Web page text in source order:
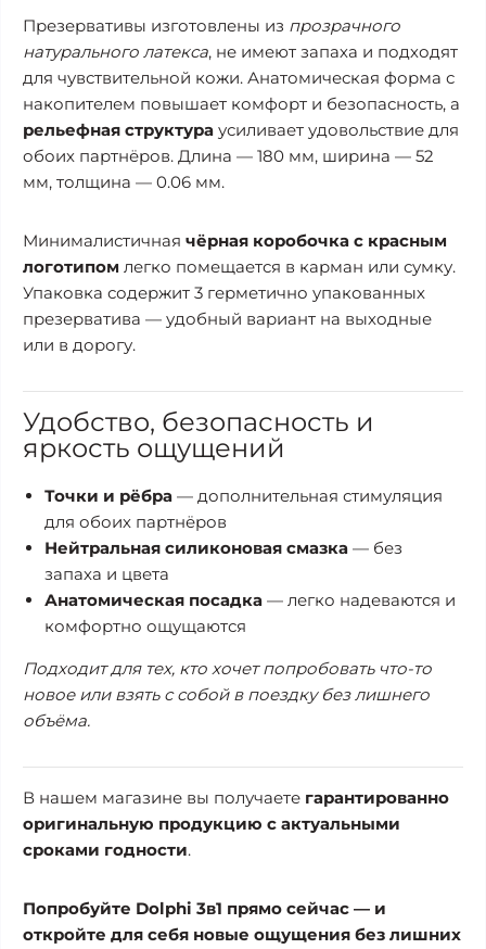
Презервативы изготовлены из прозрачного
натурального латекса, не имеют запаха и подходят
для чувствительной кожи. Анатомическая форма с
накопителем повышает комфорт и безопасность, а
рельефная структура усиливает удовольствие для
обоих партнёров. Длина — 180 мм, ширина — 52
мм, толщина — 0.06 мм.
Минималистичная чёрная коробочка с красным
логотипом легко помещается в карман или сумку.
Упаковка содержит 3 герметично упакованных
презерватива — удобный вариант на выходные
или в дорогу.
Удобство, безопасность и
яркость ощущений
Точки и рёбра — дополнительная стимуляция
для обоих партнёров
Нейтральная силиконовая смазка — без
запаха и цвета
Анатомическая посадка — легко надеваются и
комфортно ощущаются
Подходит для тех, кто хочет попробовать что-то
новое или взять с собой в поездку без лишнего
объёма.
В нашем магазине вы получаете гарантированно
оригинальную продукцию с актуальными
сроками годности.
Попробуйте Dolphi 3в1 прямо сейчас — и
откройте для себя новые ощущения без лишних